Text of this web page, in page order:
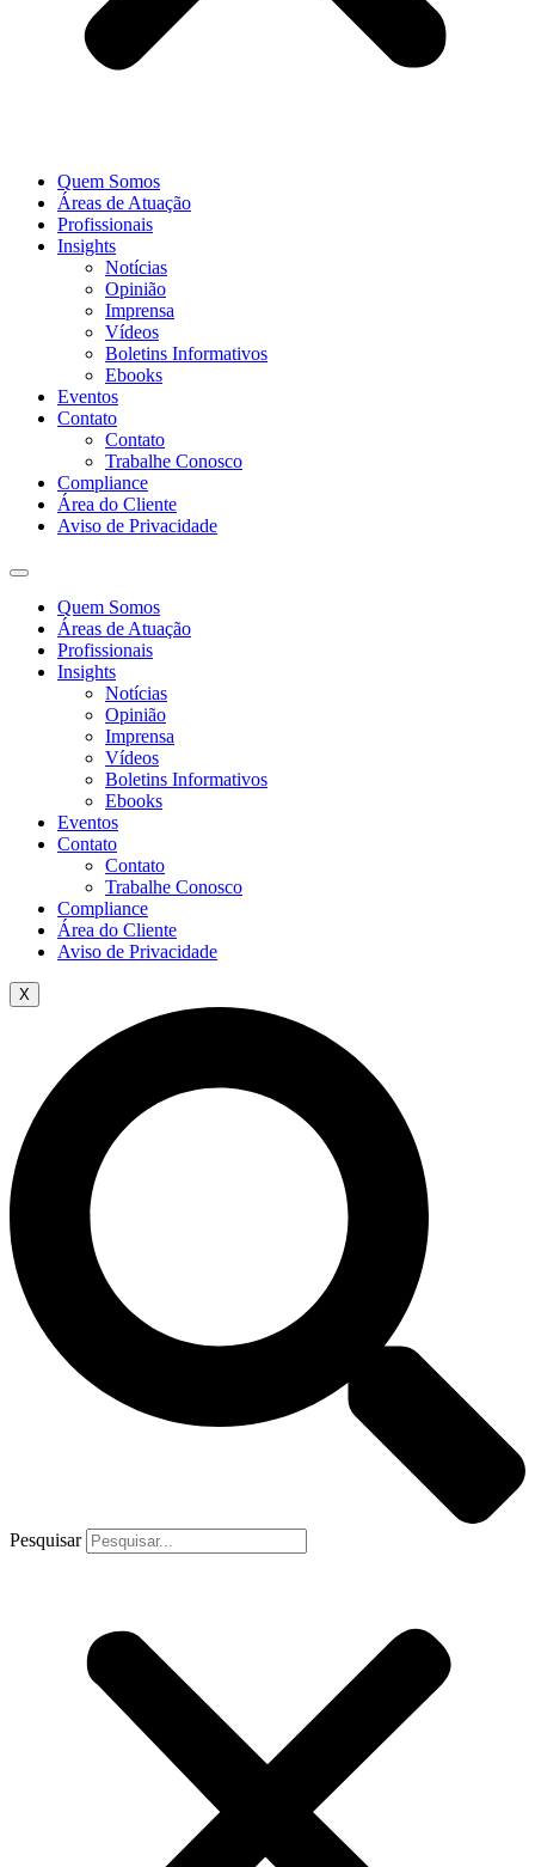
Quem Somos
Áreas de Atuação
Profissionais
Insights
Notícias
Opinião
Imprensa
Vídeos
Boletins Informativos
Ebooks
Eventos
Contato
Contato
Trabalhe Conosco
Compliance
Área do Cliente
Aviso de Privacidade
Quem Somos
Áreas de Atuação
Profissionais
Insights
Notícias
Opinião
Imprensa
Vídeos
Boletins Informativos
Ebooks
Eventos
Contato
Contato
Trabalhe Conosco
Compliance
Área do Cliente
Aviso de Privacidade
X
Pesquisar